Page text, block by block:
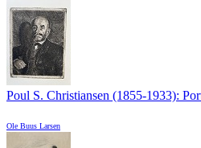
Poul S. Christiansen (1855-1933):
Ole Buus Larsen